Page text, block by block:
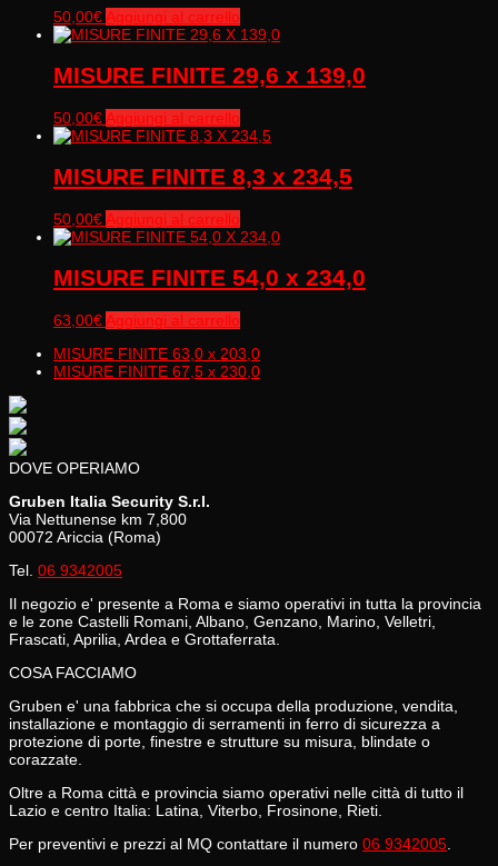
50,00€ Aggiungi al carrello
MISURE FINITE 29,6 x 139,0
50,00€ Aggiungi al carrello
MISURE FINITE 8,3 x 234,5
50,00€ Aggiungi al carrello
MISURE FINITE 54,0 x 234,0
63,00€ Aggiungi al carrello
MISURE FINITE 63,0 x 203,0
MISURE FINITE 67,5 x 230,0
DOVE OPERIAMO
Gruben Italia Security S.r.l.
Via Nettunense km 7,800
00072 Ariccia (Roma)
Tel. 06 9342005
Il negozio e' presente a Roma e siamo operativi in tutta la provincia
e le zone Castelli Romani, Albano, Genzano, Marino, Velletri,
Frascati, Aprilia, Ardea e Grottaferrata.
COSA FACCIAMO
Gruben e' una fabbrica che si occupa della produzione, vendita,
installazione e montaggio di serramenti in ferro di sicurezza a
protezione di porte, finestre e strutture su misura, blindate o
corazzate.
Oltre a Roma città e provincia siamo operativi nelle città di tutto il
Lazio e centro Italia: Latina, Viterbo, Frosinone, Rieti.
Per preventivi e prezzi al MQ contattare il numero 06 9342005